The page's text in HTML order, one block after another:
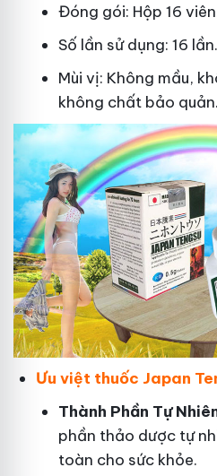
Đóng gói: Hộp 16
Số lần sử dụng: 16 lần.
Mùi vị: Không mầu,
không chất bảo quản.
Ưu việt thuốc Japan
Thành Phần Tự
phần thảo dược tự
toàn cho sức khỏe.